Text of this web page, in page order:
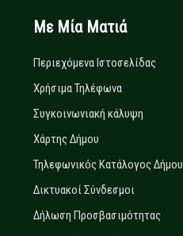
Με Μία Ματιά
Περιεχόμενα Ιστοσελίδας
Χρήσιμα Τηλέφωνα
Συγκοινωνιακή κάλυψη
Χάρτης Δήμου
Τηλεφωνικός Κατάλογος Δήμου
Δικτυακοί Σύνδεσμοι
Δήλωση Προσβασιμότητας